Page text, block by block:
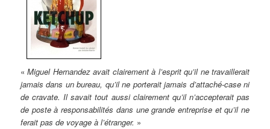
«Miguel Hernandez avait clairement à l’esprit qu’il ne travaillerait
jamais dans un bureau, qu’il ne porterait jamais d’attaché-case ni
de cravate. Il savait tout aussi clairement qu’il n’accepterait pas
de poste à responsabilités dans une grande entreprise et qu’il ne
ferait pas de voyage à l’étranger. »